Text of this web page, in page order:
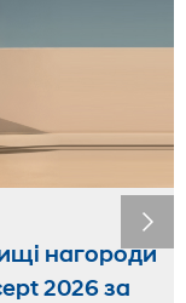
нагороди
2026 за